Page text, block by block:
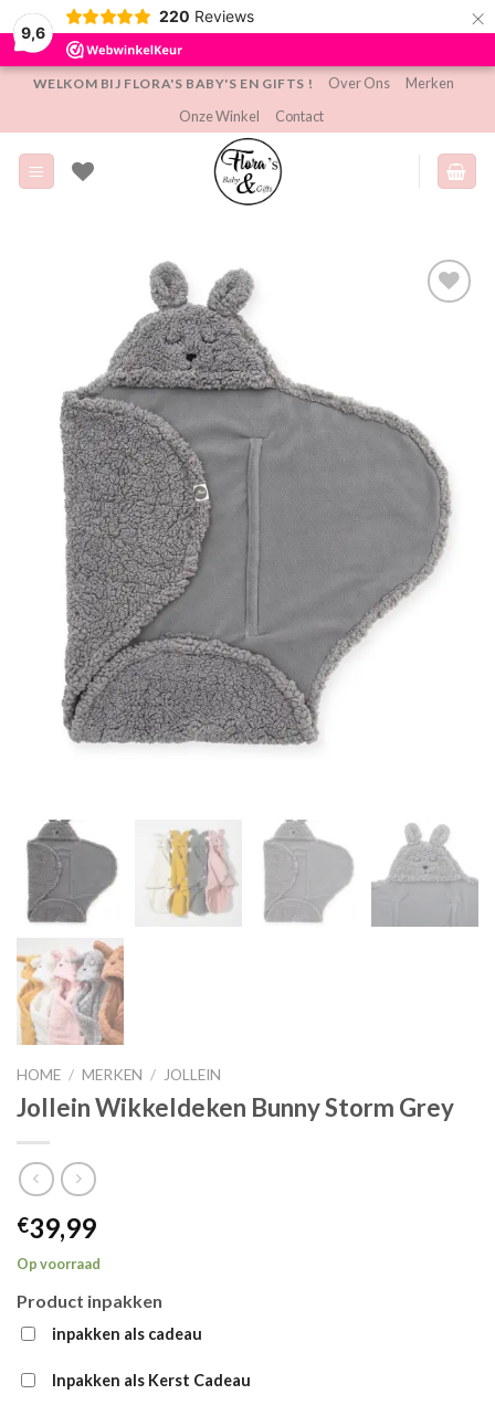
9,6
220 Reviews ×
inhoud
WELKOM BIJ FLORA'S BABY'S EN GIFTS ! Over Ons
Merken
Onze Winkel
Contact
HOME / MERKEN / JOLLEIN
Jollein Wikkeldeken Bunny Storm Grey
€39,99
Op voorraad
Product inpakken
inpakken als cadeau
Inpakken als Kerst Cadeau